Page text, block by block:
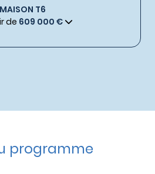
MAISON T6
de 609 000 €
programme